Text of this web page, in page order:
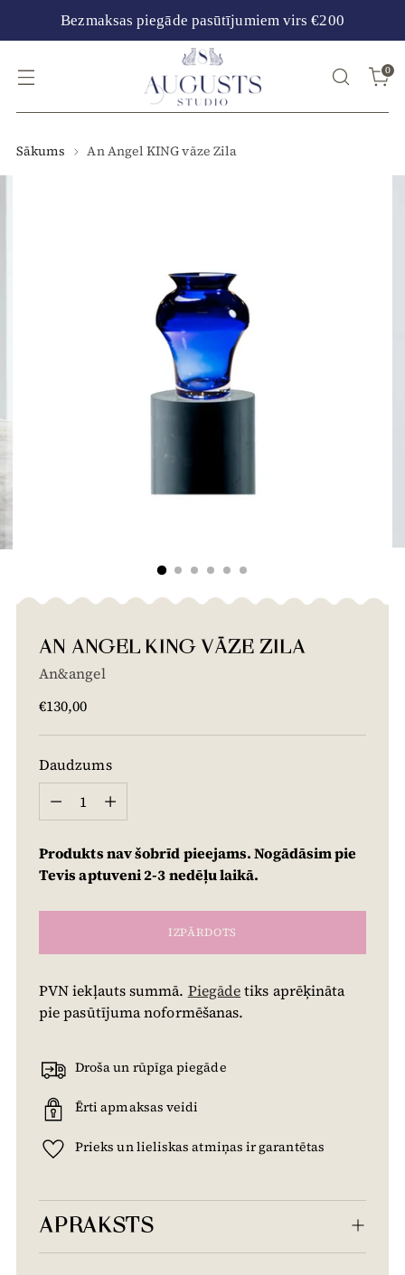
Bezmaksas piegāde pasūtījumiem virs €200
0
Sākums An Angel KING vāze Zila
AN ANGEL KING VĀZE ZILA
An&angel
Cena
€130,00
Daudzums
Daudzums
Produkts nav šobrīd pieejams. Nogādāsim pie
Tevis aptuveni 2-3 nedēļu laikā.
IZPĀRDOTS
PVN iekļauts summā. Piegādetiks aprēķināta
pie pasūtījuma noformēšanas.
Droša un rūpīga piegāde
Ērti apmaksas veidi
Prieks un lieliskas atmiņas ir garantētas
APRAKSTS